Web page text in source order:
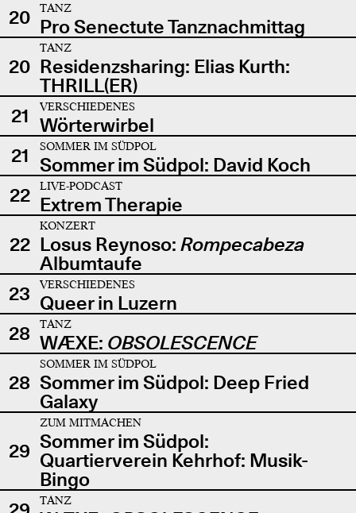
20
TANZ
Pro Senectute Tanznachmittag
20
TANZ
Residenzsharing: Elias Kurth:
THRILL(ER)
21
VERSCHIEDENES
Wörterwirbel
21
SOMMER IM SÜDPOL
Sommer im Südpol: David Koch
22
LIVE-PODCAST
Extrem Therapie
22
KONZERT
Losus Reynoso: Rompecabeza
Albumtaufe
23
VERSCHIEDENES
Queer in Luzern
28
TANZ
WÆXE: OBSOLESCENCE
28
SOMMER IM SÜDPOL
Sommer im Südpol: Deep Fried
Galaxy
29
ZUM MITMACHEN
Sommer im Südpol:
Quartierverein Kehrhof: Musik-
Bingo
TANZ